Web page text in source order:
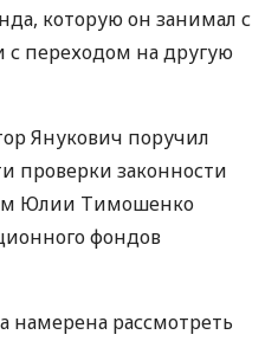
которую он занимал с
с переходом на другую
Янукович поручил
проверки законности
Юлии Тимошенко
фондов
намерена рассмотреть